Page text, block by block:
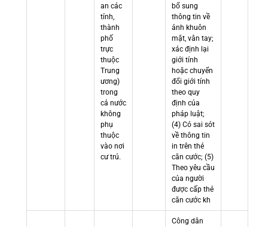
an các
tỉnh,
thành
phố
trực
thuộc
Trung
ương)
trong
cả nước
không
phụ
thuộc
vào nơi
cư trú.
bổ sung
thông tin về
ảnh khuôn
mặt, vân tay;
xác định lại
giới tính
hoặc chuyển
đổi giới tính
theo quy
định của
pháp luật;
(4) Có sai sót
về thông tin
in trên thẻ
căn cước; (5)
Theo yêu cầu
của người
được cấp thẻ
căn cước kh
Công dân